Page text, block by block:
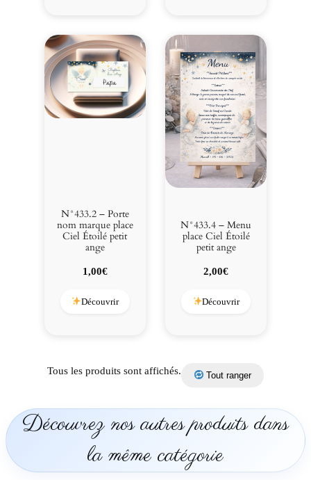
N°433.2 – Porte
nom marque place
Ciel Étoilé petit
ange
1,00€
Découvrir
N°433.4 – Menu
place Ciel Étoilé
petit ange
2,00€
Découvrir
Tous les produits sont affichés. Tout ranger
Découvrez nos autres produits dans
la même catégorie